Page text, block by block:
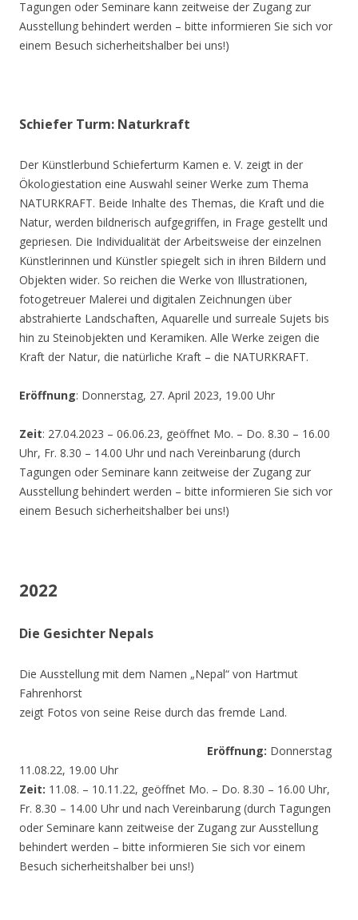
Tagungen oder Seminare kann zeitweise der Zugang zur
Ausstellung behindert werden – bitte informieren Sie sich vor
einem Besuch sicherheitshalber bei uns!)
Schiefer Turm: Naturkraft
Der Künstlerbund Schieferturm Kamen e. V. zeigt in der
Ökologiestation eine Auswahl seiner Werke zum Thema
NATURKRAFT. Beide Inhalte des Themas, die Kraft und die
Natur, werden bildnerisch aufgegriffen, in Frage gestellt und
gepriesen. Die Individualität der Arbeitsweise der einzelnen
Künstlerinnen und Künstler spiegelt sich in ihren Bildern und
Objekten wider. So reichen die Werke von Illustrationen,
fotogetreuer Malerei und digitalen Zeichnungen über
abstrahierte Landschaften, Aquarelle und surreale Sujets bis
hin zu Steinobjekten und Keramiken. Alle Werke zeigen die
Kraft der Natur, die natürliche Kraft – die NATURKRAFT.
Eröffnung: Donnerstag, 27. April 2023, 19.00 Uhr
Zeit: 27.04.2023 – 06.06.23, geöffnet Mo. – Do. 8.30 – 16.00
Uhr, Fr. 8.30 – 14.00 Uhr und nach Vereinbarung (durch
Tagungen oder Seminare kann zeitweise der Zugang zur
Ausstellung behindert werden – bitte informieren Sie sich vor
einem Besuch sicherheitshalber bei uns!)
2022
Die Gesichter Nepals
Die Ausstellung mit dem Namen „Nepal“ von Hartmut
Fahrenhorst
zeigt Fotos von seine Reise durch das fremde Land.
Eröffnung: Donnerstag
11.08.22, 19.00 Uhr
Zeit: 11.08. – 10.11.22, geöffnet Mo. – Do. 8.30 – 16.00 Uhr,
Fr. 8.30 – 14.00 Uhr und nach Vereinbarung (durch Tagungen
oder Seminare kann zeitweise der Zugang zur Ausstellung
behindert werden – bitte informieren Sie sich vor einem
Besuch sicherheitshalber bei uns!)